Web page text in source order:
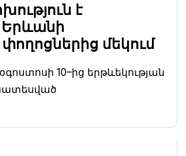
է
մեկում
10–ից երթևեկության